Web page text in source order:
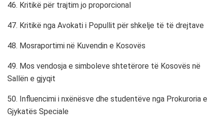
46. Kritikë për trajtim jo proporcional
47. Kritikë nga Avokati i Popullit për shkelje të të drejtave
48. Mosraportimi në Kuvendin e Kosovës
49. Mos vendosja e simboleve shtetërore të Kosovës në
Sallën e gjyqit
50. Influencimi i nxënësve dhe studentëve nga Prokuroria e
Gjykatës Speciale